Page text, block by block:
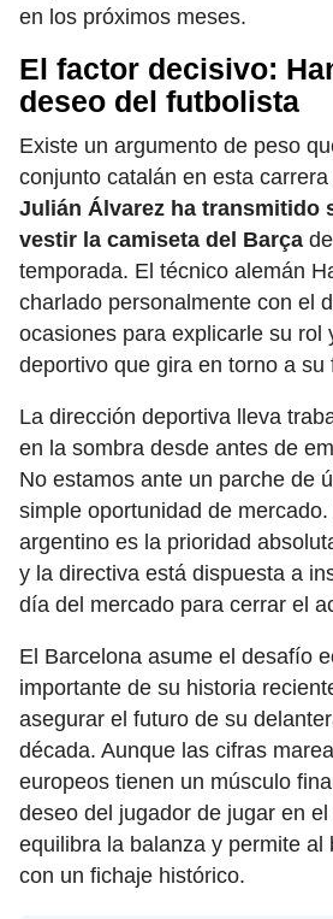
en los próximos meses.
El factor decisivo:
deseo del futbolista
Existe un argumento de peso
conjunto catalán en esta
Julián Álvarez ha transmitido
vestir la camiseta del Barça
temporada. El técnico alemán
charlado personalmente con el
ocasiones para explicarle su rol
deportivo que gira en torno a su
La dirección deportiva lleva
en la sombra desde antes de
No estamos ante un parche de
simple oportunidad de
argentino es la prioridad
y la directiva está dispuesta a
día del mercado para cerrar el
El Barcelona asume el desafío
importante de su historia
asegurar el futuro de su
década. Aunque las cifras
europeos tienen un músculo
deseo del jugador de jugar en
equilibra la balanza y permite al
con un fichaje histórico.